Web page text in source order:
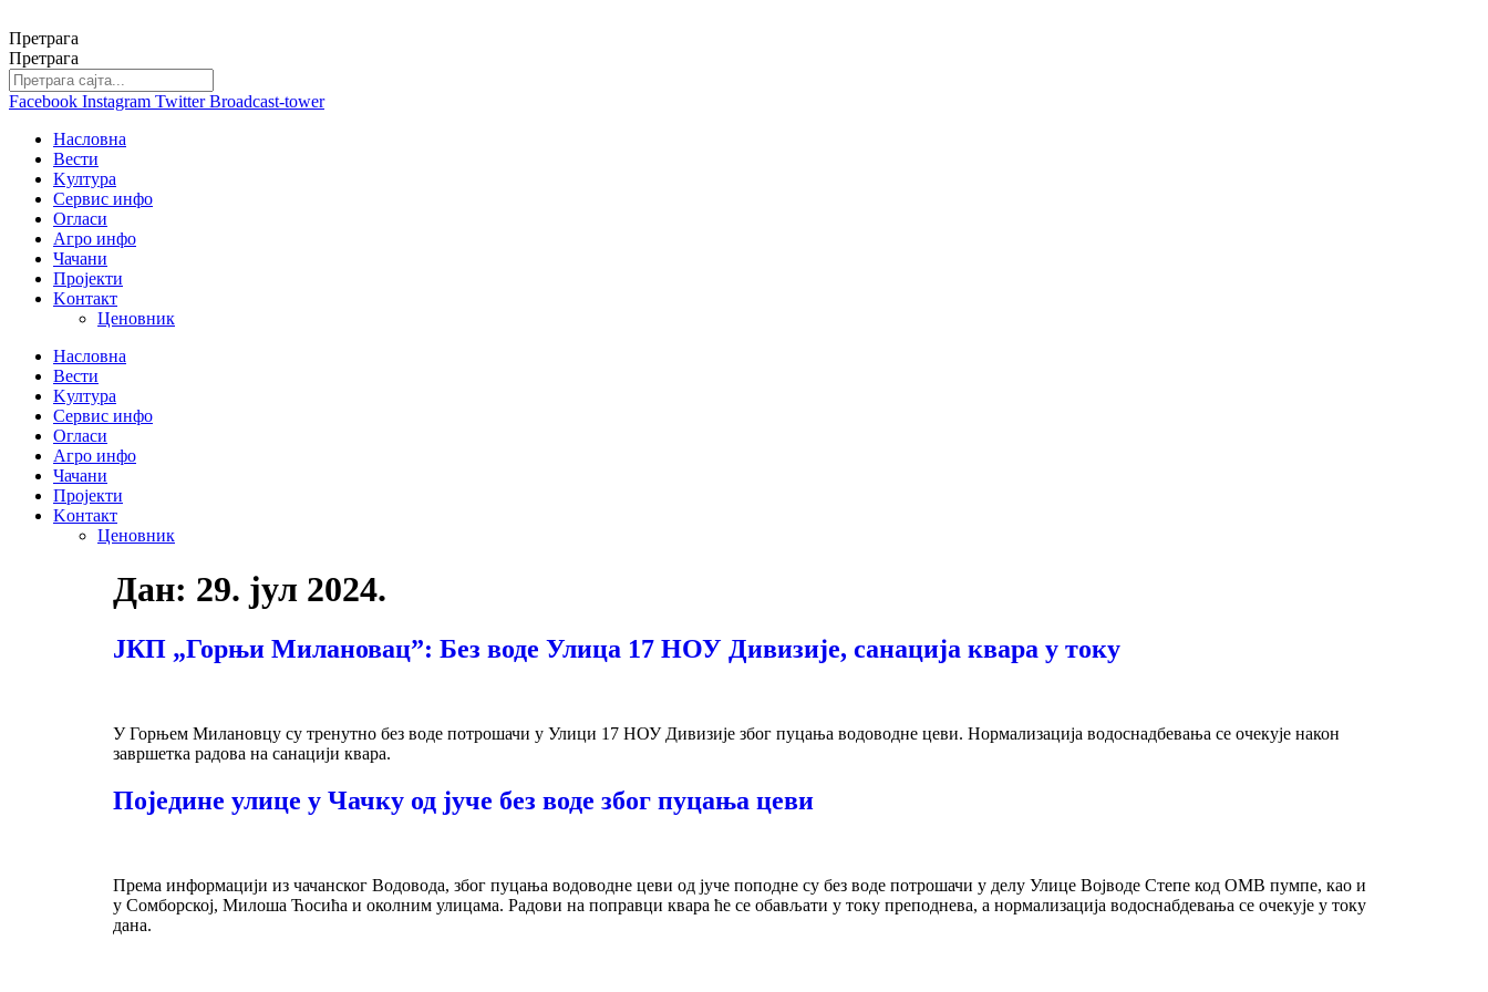
на
садржај
Претрага
Претрага
Facebook Instagram Twitter Broadcast-tower
Насловна
Вести
Kултура
Сервис инфо
Огласи
Агро инфо
Чачани
Пројекти
Kонтакт
Ценовник
Насловна
Вести
Kултура
Сервис инфо
Огласи
Агро инфо
Чачани
Пројекти
Kонтакт
Ценовник
Дан: 29. јул 2024.
ЈКП „Горњи Милановац”: Без воде Улица 17 НОУ Дивизије, санација квара у току
У Горњем Милановцу су тренутно без воде потрошачи у Улици 17 НОУ Дивизије због пуцања водоводне цеви. Нормализација водоснадбевања се очекује након
завршетка радова на санацији квара.
Поједине улице у Чачку од јуче без воде због пуцања цеви
Према информацији из чачанског Водовода, због пуцања водоводне цеви од јуче поподне су без воде потрошачи у делу Улице Војводе Степе код ОМВ пумпе, као и
у Сомборској, Милоша Ћосића и околним улицама. Радови на поправци квара ће се обављати у току преподнева, а нормализација водоснабдевања се очекује у току
дана.